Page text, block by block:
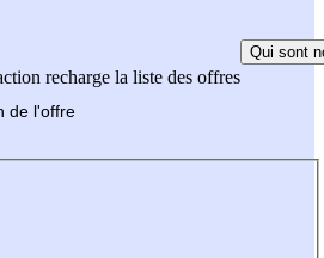
recharge la liste des offres
Qui sont
de l'offre